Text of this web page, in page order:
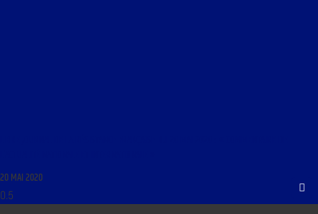
20 MAI 2020